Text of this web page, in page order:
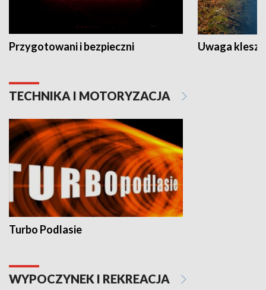
Przygotowani i bezpieczni Uwaga
TECHNIKA I MOTORYZACJA
Turbo Podlasie
WYPOCZYNEK I REKREACJA